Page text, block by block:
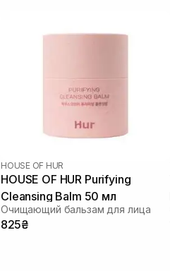
HOUSE OF HUR
HOUSE OF HUR Purifying
Cleansing Balm 50 мл
Очищающий бальзам для лица
825₴